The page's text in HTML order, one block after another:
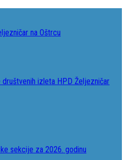
na Oštrcu
izleta HPD Željezničar
sekcije za 2026. godinu